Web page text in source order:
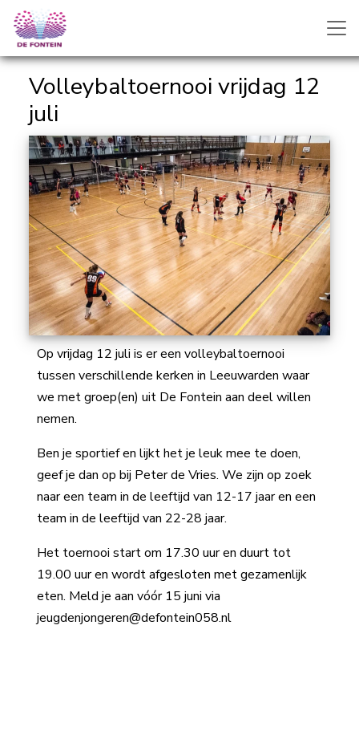
Volleybaltoernooi vrijdag 12
juli
Op vrijdag 12 juli is er een volleybaltoernooi
tussen verschillende kerken in Leeuwarden waar
we met groep(en) uit De Fontein aan deel willen
nemen.
Ben je sportief en lijkt het je leuk mee te doen,
geef je dan op bij Peter de Vries. We zijn op zoek
naar een team in de leeftijd van 12-17 jaar en een
team in de leeftijd van 22-28 jaar.
Het toernooi start om 17.30 uur en duurt tot
19.00 uur en wordt afgesloten met gezamenlijk
eten. Meld je aan vóór 15 juni via
jeugdenjongeren@defontein058.nl